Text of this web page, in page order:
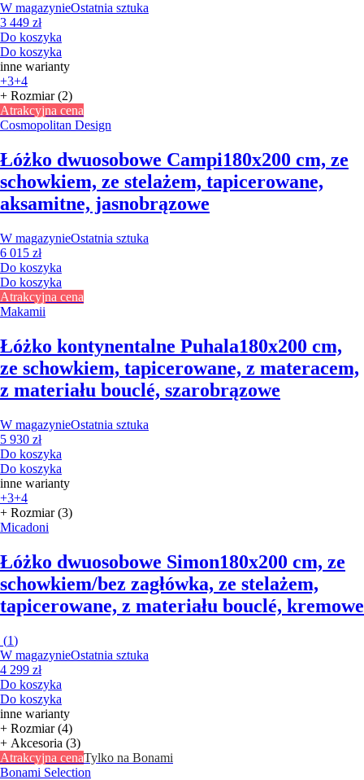
W magazynieOstatnia sztuka
3 449 zł
Do koszyka
Do koszyka
inne warianty
+3+4
+ Rozmiar (2)
Atrakcyjna cena
Cosmopolitan Design
Łóżko dwuosobowe Campi180x200 cm, ze
schowkiem, ze stelażem, tapicerowane,
aksamitne, jasnobrązowe
W magazynieOstatnia sztuka
6 015 zł
Do koszyka
Do koszyka
Atrakcyjna cena
Makamii
Łóżko kontynentalne Puhala180x200 cm,
ze schowkiem, tapicerowane, z materacem,
z materiału bouclé, szarobrązowe
W magazynieOstatnia sztuka
5 930 zł
Do koszyka
Do koszyka
inne warianty
+3+4
+ Rozmiar (3)
Micadoni
Łóżko dwuosobowe Simon180x200 cm, ze
schowkiem/bez zagłówka, ze stelażem,
tapicerowane, z materiału bouclé, kremowe
(1)
W magazynieOstatnia sztuka
4 299 zł
Do koszyka
Do koszyka
inne warianty
+ Rozmiar (4)
+ Akcesoria (3)
Atrakcyjna cenaTylko na Bonami
Bonami Selection